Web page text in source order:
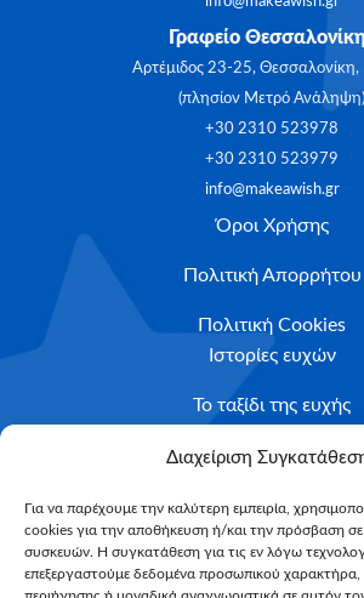
Διαχείριση
Για να παρέχουμε την καλύτερη εμπειρία,
cookies για την αποθήκευση ή/και την πρόσβαση
συσκευών. Η συγκατάθεση για τις εν λόγω
επεξεργαστούμε δεδομένα προσωπικού
Γραφείο
Αρτέμιδος 23-25,
(πλησίον Μετρό Ανάληψη)
+30 2310 523978
+30 2310 523979
info@makeawish.gr
Όροι Χρήσης
Πολιτική Απορρήτου
Πολιτική Cookies
Ιστορίες ευχών
Το ταξίδι της ευχής
Κριτήρια
Υποβολή Αιτήματος
NEWSLETTER
Email*